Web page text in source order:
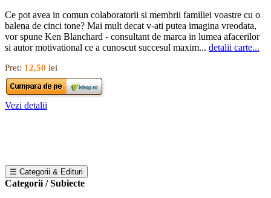
Ce pot avea in comun colaboratorii si membrii familiei voastre cu o
balena de cinci tone? Mai mult decat v-ati putea imagina vreodata,
vor spune Ken Blanchard - consultant de marca in lumea afacerilor
si autor motivational ce a cunoscut succesul maxim... detalii carte...
Pret: 12,50 lei
Vezi detalii
☰ Categorii & Edituri
Categorii / Subiecte